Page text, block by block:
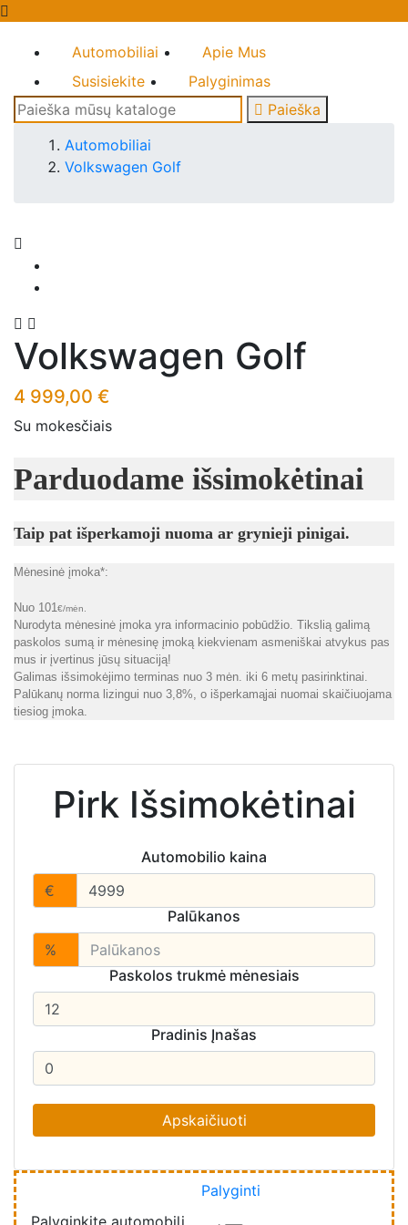

Automobiliai
Apie Mus
Susisiekite
Palyginimas
 Paieška
Automobiliai
Volkswagen Golf

 
Volkswagen Golf
4 999,00 €
Su mokesčiais
Parduodame išsimokėtinai
Taip pat išperkamoji nuoma ar grynieji pinigai.
Mėnesinė įmoka*:
Nuo 101€/mėn.
Nurodyta mėnesinė įmoka yra informacinio pobūdžio. Tikslią galimą
paskolos sumą ir mėnesinę įmoką kiekvienam asmeniškai atvykus pas
mus ir įvertinus jūsų situaciją!
Galimas išsimokėjimo terminas nuo 3 mėn. iki 6 metų pasirinktinai.
Palūkanų norma lizingui nuo 3,8%, o išperkamąjai nuomai skaičiuojama
tiesiog įmoka.
Pirk Išsimokėtinai
Automobilio kaina
€
Palūkanos
%
Paskolos trukmė mėnesiais
Pradinis Įnašas
Palyginkite automobilį
Palyginti